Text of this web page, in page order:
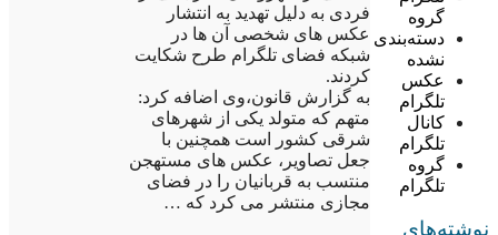
گروه
دسته‌بندی
نشده
عکس
تلگرام
کانال
تلگرام
گروه
تلگرام
نوشته‌های
فردی به دلیل تهدید به انتشار
عکس های شخصی آن ها در
شبکه فضای تلگرام طرح شکایت
کردند.
به گزارش قانون،وی اضافه کرد:
متهم که متولد یکی از شهرهای
شرقی کشور است همچنین با
جعل تصاویر، عکس های مستهجن
منتسب به قربانیان را در فضای
مجازی منتشر می کرد که …